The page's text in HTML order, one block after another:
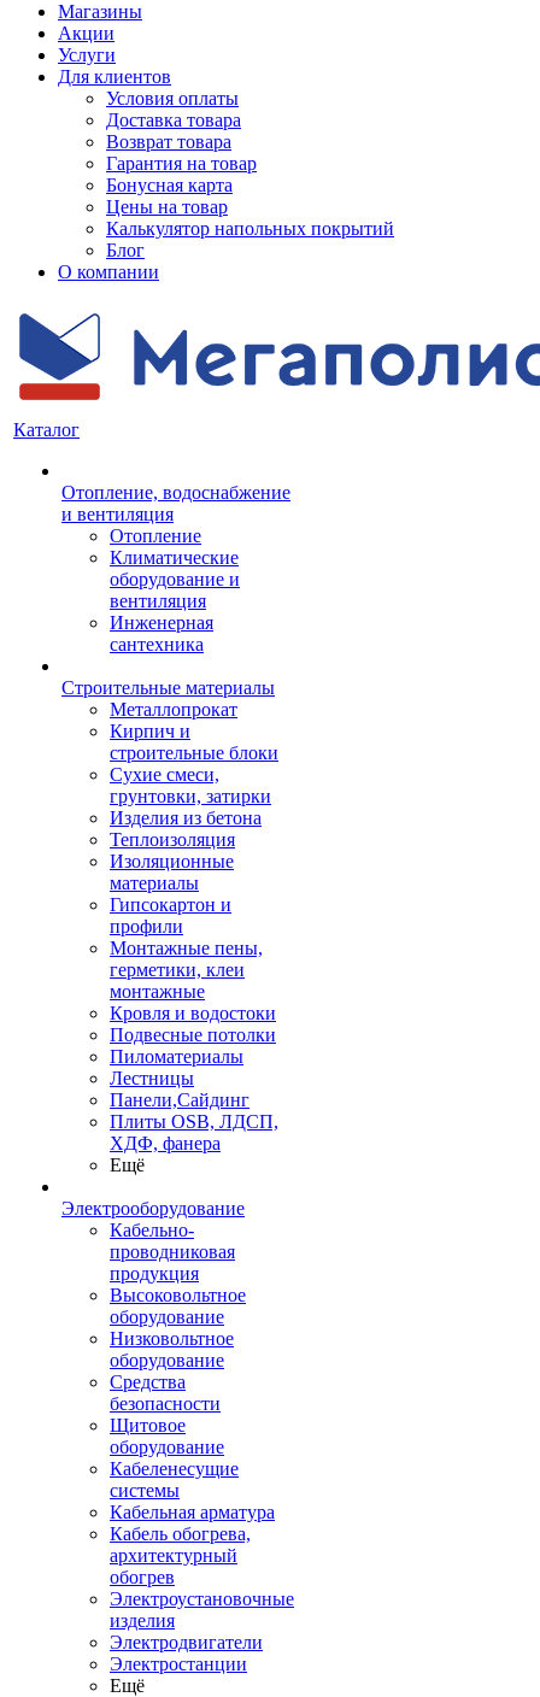
Магазины
Акции
Услуги
Для клиентов
Условия оплаты
Доставка товара
Возврат товара
Гарантия на товар
Бонусная карта
Цены на товар
Калькулятор напольных покрытий
Блог
О компании
Каталог
Отопление, водоснабжение
и вентиляция
Отопление
Климатические
оборудование и
вентиляция
Инженерная
сантехника
Строительные материалы
Металлопрокат
Кирпич и
строительные блоки
Сухие смеси,
грунтовки, затирки
Изделия из бетона
Теплоизоляция
Изоляционные
материалы
Гипсокартон и
профили
Монтажные пены,
герметики, клеи
монтажные
Кровля и водостоки
Подвесные потолки
Пиломатериалы
Лестницы
Панели,Сайдинг
Плиты OSB, ЛДСП,
ХДФ, фанера
Ещё
Электрооборудование
Кабельно-
проводниковая
продукция
Высоковольтное
оборудование
Низковольтное
оборудование
Средства
безопасности
Щитовое
оборудование
Кабеленесущие
системы
Кабельная арматура
Кабель обогрева,
архитектурный
обогрев
Электроустановочные
изделия
Электродвигатели
Электростанции
Ещё